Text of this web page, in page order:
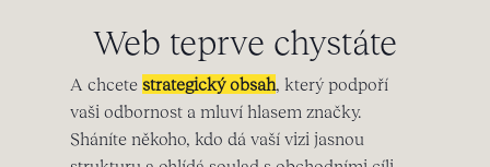
Web teprve chystáte
A chcete strategický obsah, který podpoří
vaši odbornost a mluví hlasem značky.
Sháníte někoho, kdo dá vaší vizi jasnou